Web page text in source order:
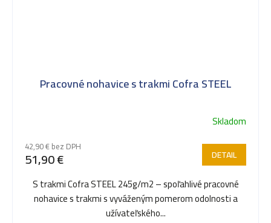
Pracovné nohavice s trakmi Cofra STEEL
Skladom
42,90 € bez DPH
51,90 € DETAIL
S trakmi Cofra STEEL 245g/m2 – spoľahlivé pracovné
nohavice s trakmi s vyváženým pomerom odolnosti a
užívateľského...